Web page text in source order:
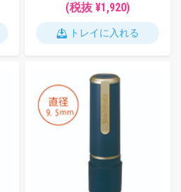
(税抜 ¥1,920)
トレイに入れる